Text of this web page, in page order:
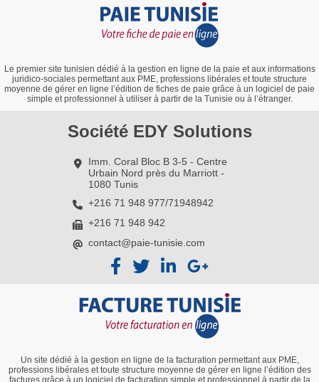
Le premier site tunisien dédié à la gestion en ligne de la paie et aux informations
juridico-sociales permettant aux PME, professions libérales et toute structure
moyenne de gérer en ligne l’édition de fiches de paie grâce à un logiciel de paie
simple et professionnel à utiliser à partir de la Tunisie ou à l’étranger.
Société EDY Solutions
Imm. Coral Bloc B 3-5 - Centre
Urbain Nord près du Marriott -
1080 Tunis
+216 71 948 977/71948942
+216 71 948 942
contact@paie-tunisie.com
Un site dédié à la gestion en ligne de la facturation permettant aux PME,
professions libérales et toute structure moyenne de gérer en ligne l’édition des